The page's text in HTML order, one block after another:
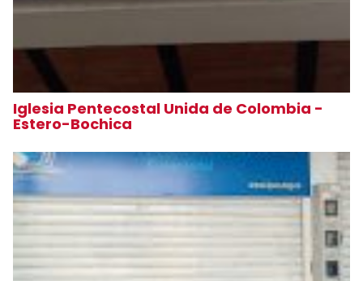
Iglesia Pentecostal Unida de Colombia -
Estero-Bochica